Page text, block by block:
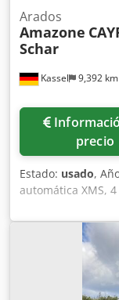
Kassel 9,392 km
Arados
Amazone
Schar
Información de
precio
Estado: usado,
automática XMS,
cuchillas 4x 430
par de 4 rejas
DM 500 para
rueda de soporte